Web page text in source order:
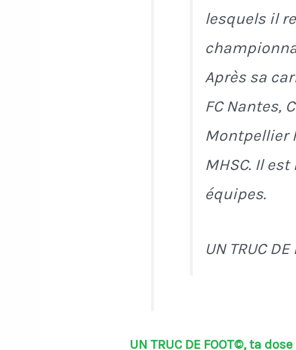
lesquels il
Après sa
FC Nantes,
Montpellier
MHSC. Il
équipes.
UN TRUC
UN TRUC DE FOOT©, ta